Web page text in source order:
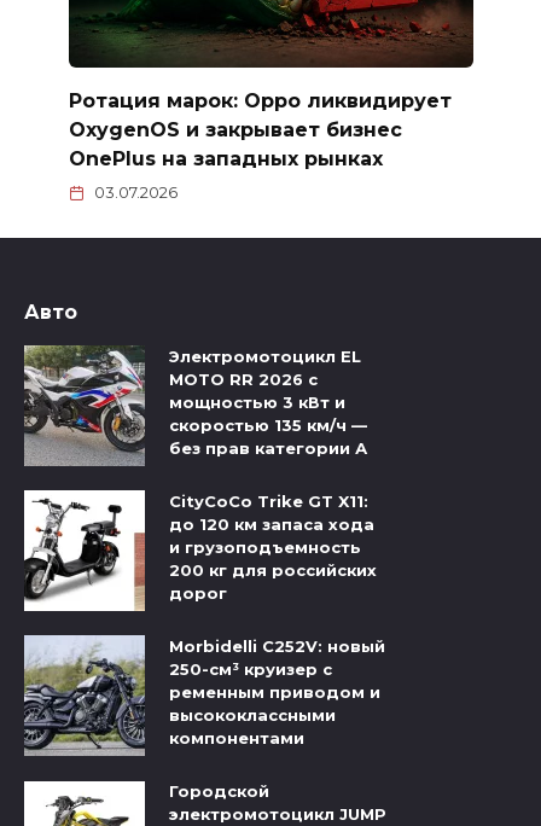
Ротация марок: Oppo ликвидирует
OxygenOS и закрывает бизнес
OnePlus на западных рынках
03.07.2026
Авто
Электромотоцикл EL
MOTO RR 2026 с
мощностью 3 кВт и
скоростью 135 км/ч —
без прав категории А
CityCoCo Trike GT X11:
до 120 км запаса хода
и грузоподъемность
200 кг для российских
дорог
Morbidelli C252V: новый
250-см³ круизер с
ременным приводом и
высококлассными
компонентами
Городской
электромотоцикл JUMP